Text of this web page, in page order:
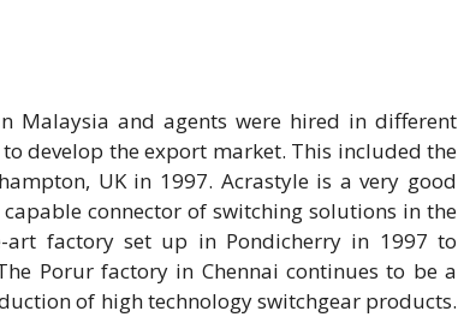
Malaysia and agents were hired in different
develop the export market. This included the
UK in 1997. Acrastyle is a very good
connector of switching solutions in the
factory set up in Pondicherry in 1997 to
Porur factory in Chennai continues to be a
of high technology switchgear products.